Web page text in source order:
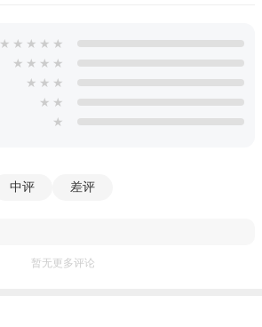
★ ★ ★ ★ ★
★ ★ ★ ★
★ ★ ★
★ ★
★
中评 差评
暂无更多评论